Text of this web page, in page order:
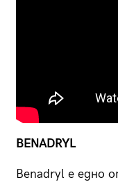
BENADRYL
Benadryl е едно